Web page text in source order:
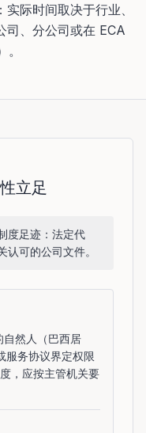
际时间取决于行业、
司、分公司或在 ECA
立足
度足迹：法定代
可的公司文件。
自然人（巴西居
服务协议界定权限
，应按主管机关要